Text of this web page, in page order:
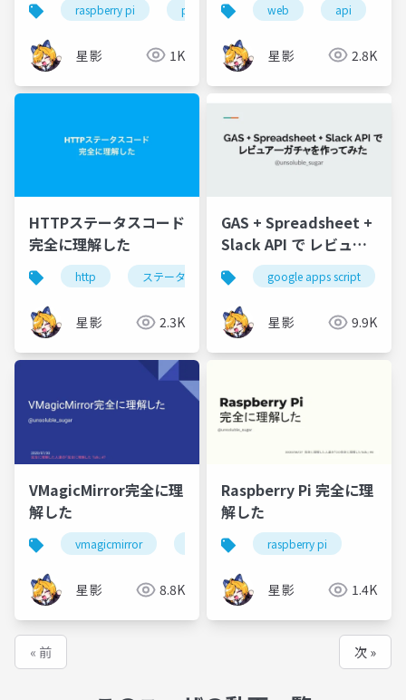
raspberry pi python
星影 1K
web api
星影 2.8K
HTTPステータスコード
完全に理解した
http ステータスコード api web
星影 2.3K
GAS + Spreadsheet +
Slack API で レビュア
ーガチャを作ってみた
google apps script
星影 9.9K
VMagicMirror完全に理
解した
vmagicmirror
星影 8.8K
Raspberry Pi 完全に理
解した
raspberry pi
星影 1.4K
« 前 次 »